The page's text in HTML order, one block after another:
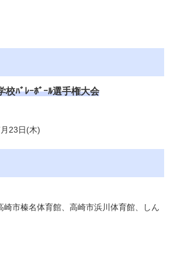
校ﾊﾞﾚｰﾎﾞｰﾙ選手権大会
23日(木)
崎市榛名体育館、高崎市浜川体育館、しん